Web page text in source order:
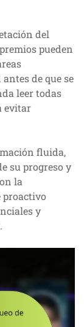
del
pueden
de que se
leer todas
evitar
fluida,
su progreso y
la
proactivo
y